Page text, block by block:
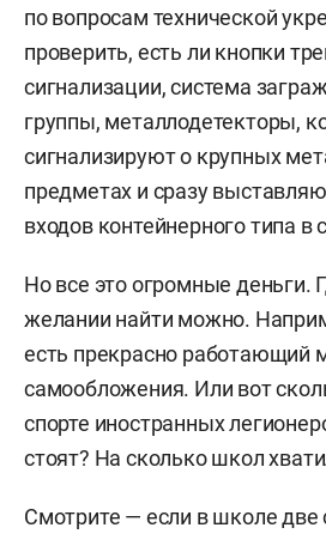
по вопросам технической
проверить, есть ли кнопки
сигнализации, система
группы, металлодетекторы,
сигнализируют о крупных
предметах и сразу
входов контейнерного типа в
Но все это огромные деньги.
желании найти можно.
есть прекрасно работающий
самообложения. Или вот
спорте иностранных
стоят? На сколько школ
Смотрите — если в школе